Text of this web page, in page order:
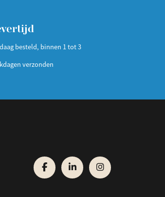
besteld, binnen 1 tot 3
verzonden